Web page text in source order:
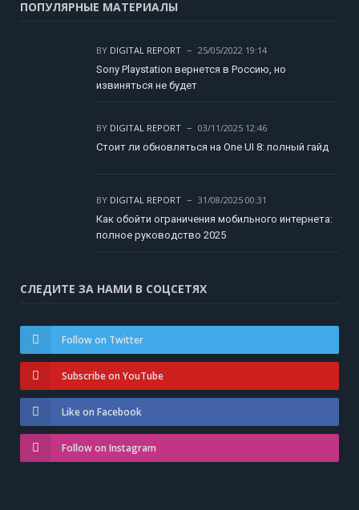
ПОПУЛЯРНЫЕ МАТЕРИАЛЫ
BY DIGITAL REPORT
25/05/2022 19:14
Sony Playstation вернется в Россию, но
извиняться не будет
BY DIGITAL REPORT
03/11/2025 12:46
Стоит ли обновляться на One UI 8: полный гайд
BY DIGITAL REPORT
31/08/2025 00:31
Как обойти ограничения мобильного интернета:
полное руководство 2025
СЛЕДИТЕ ЗА НАМИ В СОЦСЕТЯХ
Follow on Twitter
Subscribe on YouTube
Like on Facebook
Follow on Instagram